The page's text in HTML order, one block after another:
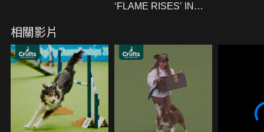
‘FLAME RISES’ IN
相關影片